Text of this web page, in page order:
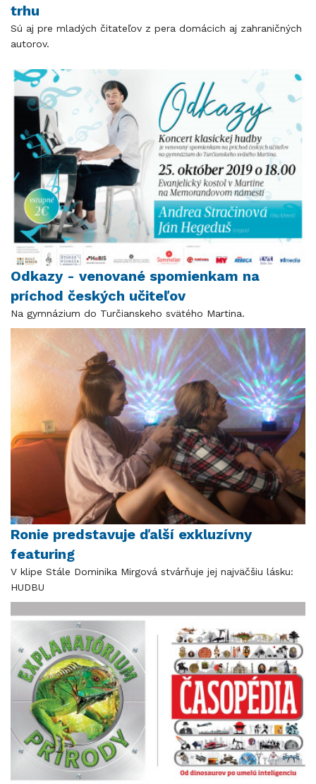
trhu
Sú aj pre mladých čitateľov z pera domácich aj zahraničných
autorov.
Odkazy - venované spomienkam na
príchod českých učiteľov
Na gymnázium do Turčianskeho svätého Martina.
Ronie predstavuje ďalší exkluzívny
featuring
V klipe Stále Dominika Mirgová stvárňuje jej najväčšiu lásku:
HUDBU